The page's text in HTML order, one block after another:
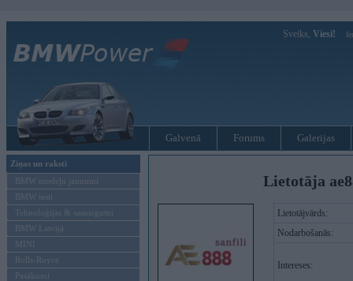
Sveiks, Viesi!
Galvenā Forums Galerijas
Ziņas un raksti
BMW modeļu jaunumi
BMW testi
Tehnoloģijas & sasniegumi
BMW Latvijā
MINI
Rolls-Royce
Pasākumi
Lietotāja
Lietotājvārds:
Nodarbošanās:
Intereses: